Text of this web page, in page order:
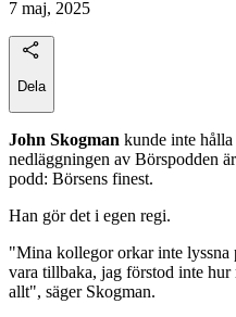
7 maj, 2025
Dela
John Skogman kunde inte
nedläggningen av Börspodden
podd: Börsens finest.
Han gör det i egen regi.
"Mina kollegor orkar inte
vara tillbaka, jag förstod inte
allt", säger Skogman.